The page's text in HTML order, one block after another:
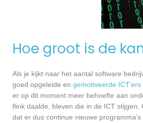
Hoe groot is de
Als je kijkt naar het aantal software
goed opgeleide en gemotiveerde ICT’ers
er op dit moment meer behoefte aan
flink daalde, bleven die in de ICT
dat er dus continue nieuwe